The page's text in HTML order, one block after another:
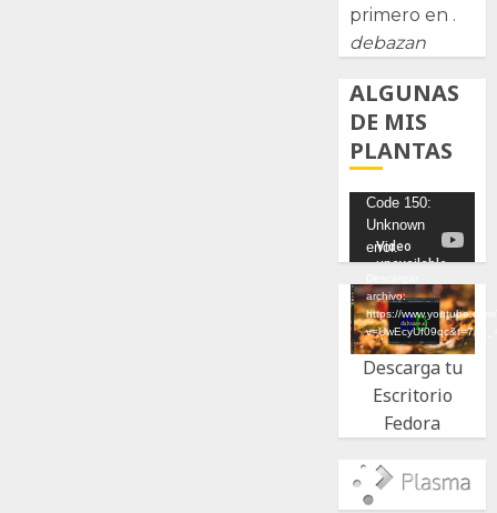
primero en .
debazan
ALGUNAS
DE MIS
PLANTAS
Reproductor
de
vídeo
Code 150:
Unknown
error.
archivo:
https://
Descarga tu
Escritorio
Fedora